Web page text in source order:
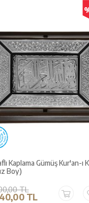
Kaplama Gümüş Kur'an-ı
Boy)
TL
TL